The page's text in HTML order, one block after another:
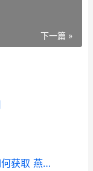
下一篇 »
燕云十六声滹沱区琳琅雪隐藏坐骑如何获取 燕云十六声滹沱军营怎么进去